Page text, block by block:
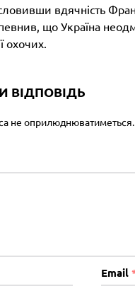
вдячність
що Україна
охочих.
ВІДПОВІДЬ
не оприлюднюватиметься.
Email